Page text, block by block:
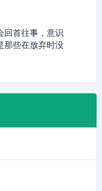
回首往事，意识
那些在放弃时没